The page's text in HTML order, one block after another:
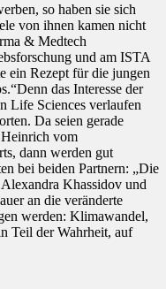
so haben sie sich
von ihnen kamen nicht
& Medtech
und am ISTA
ein Rezept für die jungen
das Interesse der
Life Sciences verlaufen
Da seien gerade
vom
dann werden gut
bei beiden Partnern: „Die
Khassidov und
an die veränderte
werden: Klimawandel,
Teil der Wahrheit, auf